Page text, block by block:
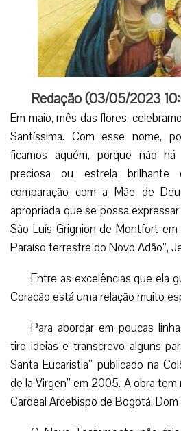
Redação (03/05/2023
Em maio, mês das flores,
Santíssima. Com esse nome,
ficamos aquém, porque não há
preciosa ou estrela
comparação com a Mãe de
apropriada que se possa
São Luís Grignion de Montfort
Paraíso terrestre do Novo Adão”,
Entre as excelências que ela
Coração está uma relação muito
Para abordar em poucas
tiro ideias e transcrevo alguns
Santa Eucaristia” publicado na
de la Virgen” em 2005. A obra
Cardeal Arcebispo de Bogotá,